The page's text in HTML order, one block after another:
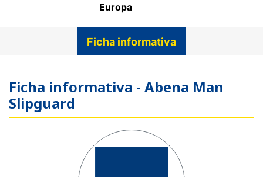
Europa
Ficha informativa
Ficha informativa - Abena Man
Slipguard